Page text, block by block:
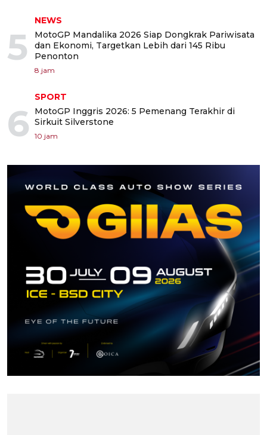
5
NEWS
MotoGP Mandalika 2026 Siap Dongkrak Pariwisata
dan Ekonomi, Targetkan Lebih dari 145 Ribu
Penonton
8 jam
6
SPORT
MotoGP Inggris 2026: 5 Pemenang Terakhir di
Sirkuit Silverstone
10 jam